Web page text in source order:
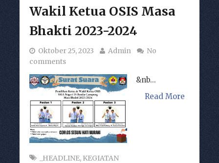
Wakil Ketua OSIS Masa
Bhakti 2023-2024
Oktober 25, 2023 Admin
No
comments
&nb...
Read More
_HEADLINE, KEGIATAN